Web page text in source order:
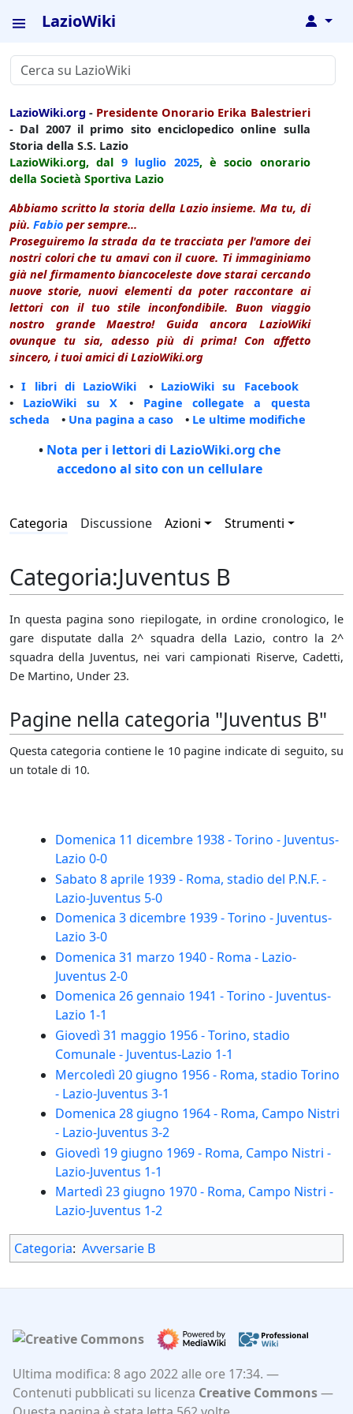
LazioWiki ↓
LazioWiki.org - Presidente Onorario Erika Balestrieri
- Dal 2007 il primo sito enciclopedico online sulla
Storia della S.S. Lazio
LazioWiki.org, dal 9 luglio 2025, è socio onorario
della Società Sportiva Lazio
Abbiamo scritto la storia della Lazio insieme. Ma tu, di
più. Fabio per sempre...
Proseguiremo la strada da te tracciata per l'amore dei
nostri colori che tu amavi con il cuore. Ti immaginiamo
già nel firmamento biancoceleste dove starai cercando
nuove storie, nuovi elementi da poter raccontare ai
lettori con il tuo stile inconfondibile. Buon viaggio
nostro grande Maestro! Guida ancora LazioWiki
ovunque tu sia, adesso più di prima! Con affetto
sincero, i tuoi amici di LazioWiki.org
•I libri di LazioWiki • LazioWiki su Facebook
• LazioWiki su X • Pagine collegate a questa
scheda • Una pagina a caso • Le ultime modifiche
• Nota per i lettori di LazioWiki.org che
accedono al sito con un cellulare
Categoria Discussione Azioni Strumenti
Categoria:Juventus B
In questa pagina sono riepilogate, in ordine cronologico, le
gare disputate dalla 2^ squadra della Lazio, contro la 2^
squadra della Juventus, nei vari campionati Riserve, Cadetti,
De Martino, Under 23.
Pagine nella categoria "Juventus B"
Questa categoria contiene le 10 pagine indicate di seguito, su
un totale di 10.
Domenica 11 dicembre 1938 - Torino - Juventus-
Lazio 0-0
Sabato 8 aprile 1939 - Roma, stadio del P.N.F. -
Lazio-Juventus 5-0
Domenica 3 dicembre 1939 - Torino - Juventus-
Lazio 3-0
Domenica 31 marzo 1940 - Roma - Lazio-
Juventus 2-0
Domenica 26 gennaio 1941 - Torino - Juventus-
Lazio 1-1
Giovedì 31 maggio 1956 - Torino, stadio
Comunale - Juventus-Lazio 1-1
Mercoledì 20 giugno 1956 - Roma, stadio Torino
- Lazio-Juventus 3-1
Domenica 28 giugno 1964 - Roma, Campo Nistri
- Lazio-Juventus 3-2
Giovedì 19 giugno 1969 - Roma, Campo Nistri -
Lazio-Juventus 1-1
Martedì 23 giugno 1970 - Roma, Campo Nistri -
Lazio-Juventus 1-2
Categoria: Avversarie B
Ultima modifica: 8 ago 2022 alle ore 17:34.
Contenuti pubblicati su licenza Creative Commons